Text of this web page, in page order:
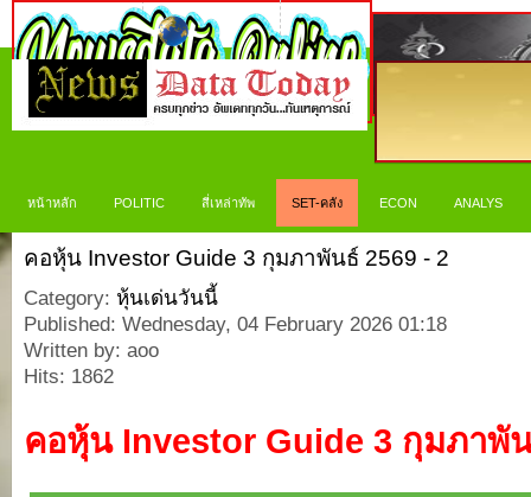
หน้าหลัก POLITIC สี่เหล่าทัพ SET-คลัง ECON ANALYS
คอหุ้น Investor Guide 3 กุมภาพันธ์ 2569 - 2
Category: หุ้นเด่นวันนี้
Published: Wednesday, 04 February 2026 01:18
Written by: aoo
Hits: 1862
คอหุ้นInvestor Guide 3 กุมภาพั